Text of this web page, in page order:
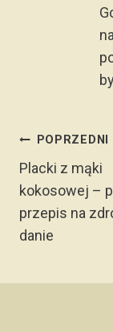
Nawigacja
wpisu
POPRZEDNI
Placki z mąki
kokosowej –
przepis na
danie